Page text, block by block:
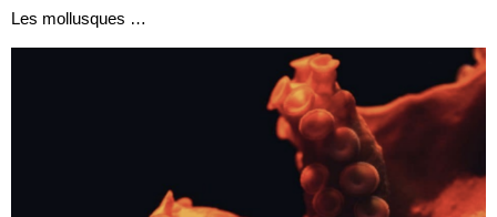
Les mollusques …